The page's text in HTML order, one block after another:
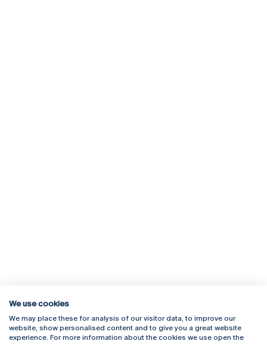
Rua Diogo Botelho 1327
4169-005 Porto
Campus Online
Webmail
We use cookies
We may place these for analysis of our visitor data, to improve our
website, show personalised content and to give you a great website
experience. For more information about the cookies we use open the